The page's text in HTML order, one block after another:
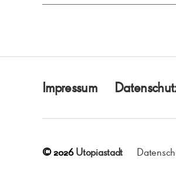
Impressum
© 2026Utopiastadt